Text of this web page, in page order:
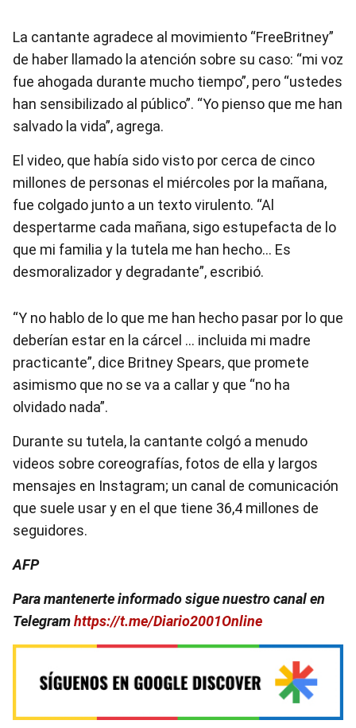
La cantante agradece al movimiento “FreeBritney”
de haber llamado la atención sobre su caso: “mi voz
fue ahogada durante mucho tiempo”, pero “ustedes
han sensibilizado al público”. “Yo pienso que me han
salvado la vida”, agrega.
El video, que había sido visto por cerca de cinco
millones de personas el miércoles por la mañana,
fue colgado junto a un texto virulento. “Al
despertarme cada mañana, sigo estupefacta de lo
que mi familia y la tutela me han hecho… Es
desmoralizador y degradante”, escribió.
“Y no hablo de lo que me han hecho pasar por lo que
deberían estar en la cárcel … incluida mi madre
practicante”, dice Britney Spears, que promete
asimismo que no se va a callar y que “no ha
olvidado nada”.
Durante su tutela, la cantante colgó a menudo
videos sobre coreografías, fotos de ella y largos
mensajes en Instagram; un canal de comunicación
que suele usar y en el que tiene 36,4 millones de
seguidores.
AFP
Para mantenerte informado sigue nuestro canal en
Telegramhttps://t.me/Diario2001Online